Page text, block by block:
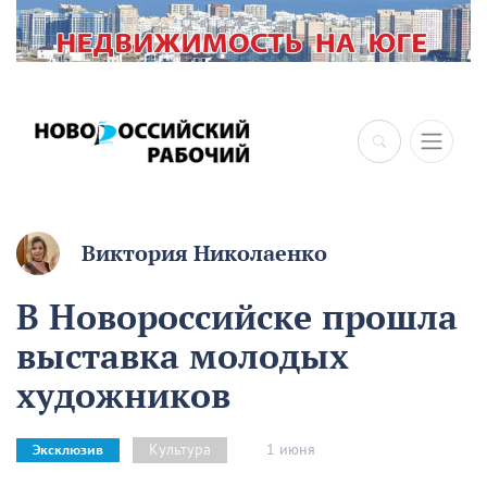
×
Виктория Николаенко
В Новороссийске прошла
выставка молодых
художников
Эксклюзив Культура 1 июня